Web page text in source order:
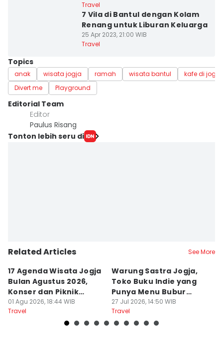
Travel
7 Vila di Bantul dengan Kolam
Renang untuk Liburan Keluarga
25 Apr 2023, 21:00 WIB
Travel
Topics
anak wisata jogja ramah wisata bantul
kafe di jogja
Divert me
Playground
Editorial Team
Editor
Paulus Risang
Tonton lebih seru di
Related Articles See More
17 Agenda Wisata Jogja
Bulan Agustus 2026,
Konser dan Piknik
Literasi
01 Agu 2026, 18:44 WIB
Travel
Warung Sastra Jogja,
Toko Buku Indie yang
Punya Menu Bubur
Manado
27 Jul 2026, 14:50 WIB
Travel